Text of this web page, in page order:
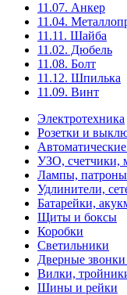
11.07. Анкер
11.04.
11.11. Шайба
11.02. Дюбель
11.08. Болт
11.12. Шпилька
11.09. Винт
Электротехника
Розетки и
УЗО, счетчики,
Лампы, патроны
Удлинители,
Батарейки,
Щиты и боксы
Коробки
Светильники
Дверные
Вилки,
Шины и рейки